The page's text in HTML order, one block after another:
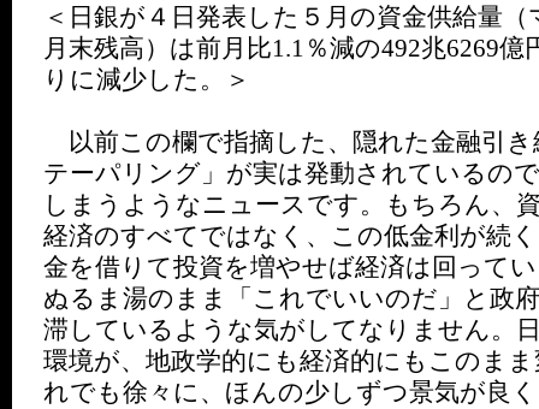
＜日銀が４日発表した５月の資金供給量
月末残高）は前月比1.1％減の492兆6269
りに減少した。＞
以前この欄で指摘した、隠れた金融引
テーパリング」が実は発動されているの
しまうようなニュースです。もちろん、
経済のすべてではなく、この低金利が続
金を借りて投資を増やせば経済は回って
ぬるま湯のまま「これでいいのだ」と政
滞しているような気がしてなりません。
環境が、地政学的にも経済的にもこのま
れでも徐々に、ほんの少しずつ景気が良